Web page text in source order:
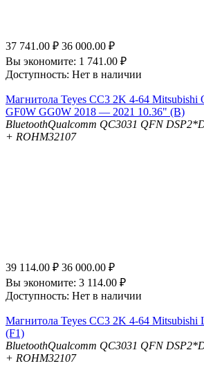
37 741.00 ₽ 36 000.00 ₽
Вы экономите: 1 741.00 ₽
Доступность: Нет в наличии
Магнитола Teyes CC3 2K 4-64 Mitsubishi
GF0W GG0W 2018 — 2021 10.36" (B)
BluetoothQualcomm QC3031 QFN DSP
+ ROHM32107
39 114.00 ₽ 36 000.00 ₽
Вы экономите: 3 114.00 ₽
Доступность: Нет в наличии
Магнитола Teyes CC3 2K 4-64 Mitsubishi
(F1)
BluetoothQualcomm QC3031 QFN DSP
+ ROHM32107